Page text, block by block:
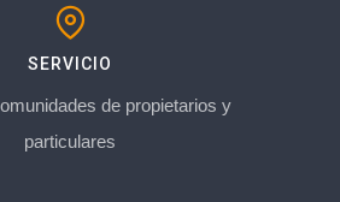
SERVICIO
de propietarios y
particulares